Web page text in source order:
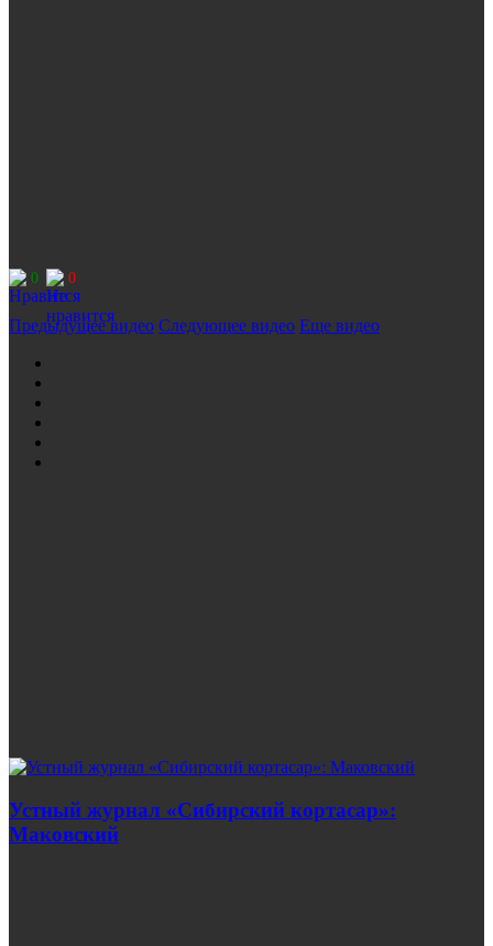
0 0
Предыдущее видео Следующее видео Еще видео
Устный журнал «Сибирский кортасар»:
Маковский